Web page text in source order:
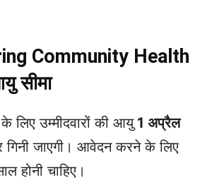
Community Health
सीमा
के लिए उम्मीदवारों की आयु1 अप्रैल
जाएगी। आवेदन करने के लिए
होनी चाहिए।